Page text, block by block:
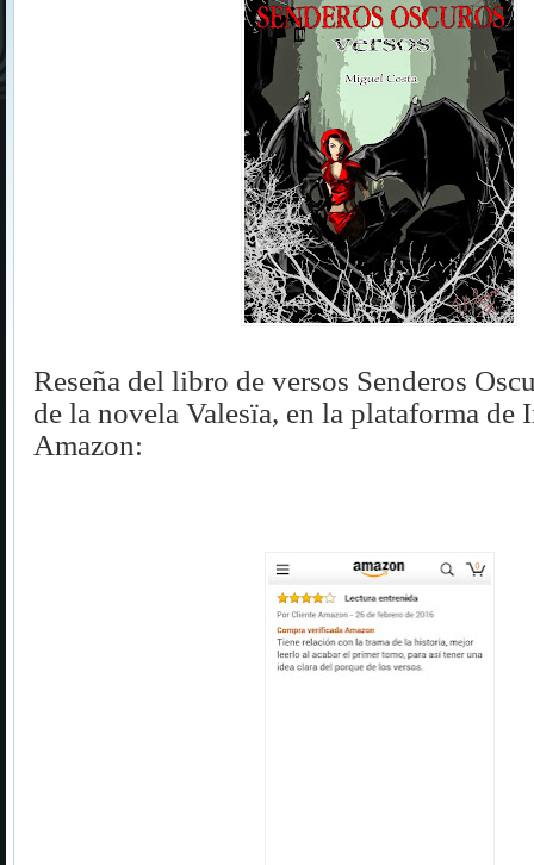
Reseña del libro de versos Senderos
de la novela Valesïa, en la plataforma de
Amazon: